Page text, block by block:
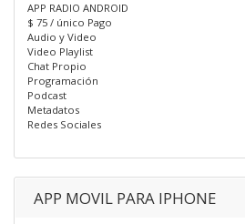
APP RADIO ANDROID
$ 75 / único Pago
Audio y Video
Video Playlist
Chat Propio
Programación
Podcast
Metadatos
Redes Sociales
APP MOVIL PARA IPHONE